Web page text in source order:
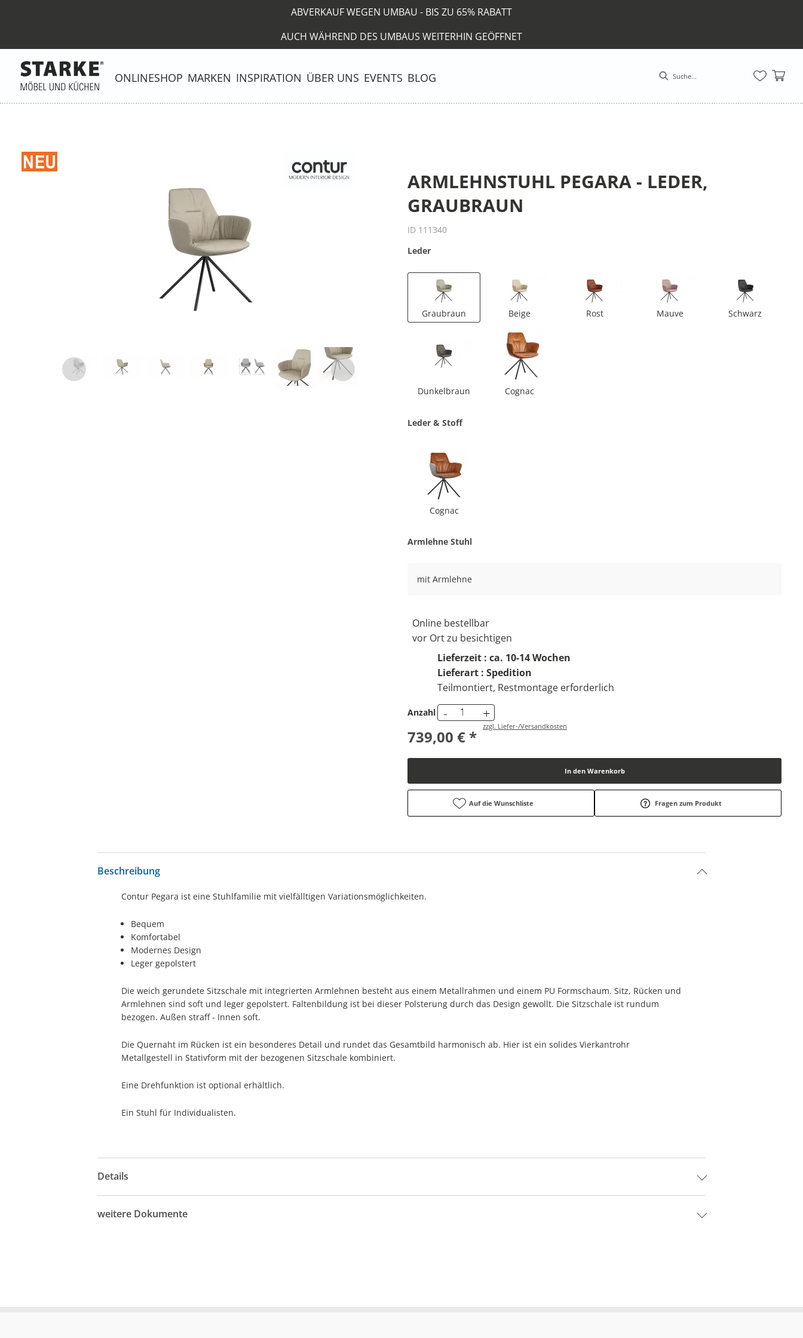
ABVERKAUF WEGEN UMBAU - BIS ZU 65% RABATT
AUCH WÄHREND DES UMBAUS WEITERHIN GEÖFFNET
ONLINESHOP MARKEN INSPIRATION ÜBER UNS EVENTS BLOG
ARMLEHNSTUHL PEGARA - LEDER,
GRAUBRAUN
ID 111340
Leder
Graubraun Beige Rost Mauve Schwarz
Dunkelbraun Cognac
Leder & Stoff
Cognac
Armlehne Stuhl
mit Armlehne
Online bestellbar
vor Ort zu besichtigen
Lieferzeit : ca. 10-14 Wochen
Lieferart : Spedition
Teilmontiert, Restmontage erforderlich
Anzahl - +
739,00 € *
zzgl. Liefer-/Versandkosten
In den Warenkorb
Auf die Wunschliste Fragen zum Produkt
Beschreibung
Contur Pegara ist eine Stuhlfamilie mit vielfälltigen Variationsmöglichkeiten.
Bequem
Komfortabel
Modernes Design
Leger gepolstert
Die weich gerundete Sitzschale mit integrierten Armlehnen besteht aus einem Metallrahmen und einem PU Formschaum. Sitz, Rücken und
Armlehnen sind soft und leger gepolstert. Faltenbildung ist bei dieser Polsterung durch das Design gewollt. Die Sitzschale ist rundum
bezogen. Außen straff - Innen soft.
Die Quernaht im Rücken ist ein besonderes Detail und rundet das Gesamtbild harmonisch ab. Hier ist ein solides Vierkantrohr
Metallgestell in Stativform mit der bezogenen Sitzschale kombiniert.
Eine Drehfunktion ist optional erhältlich.
Ein Stuhl für Individualisten.
Details
weitere Dokumente